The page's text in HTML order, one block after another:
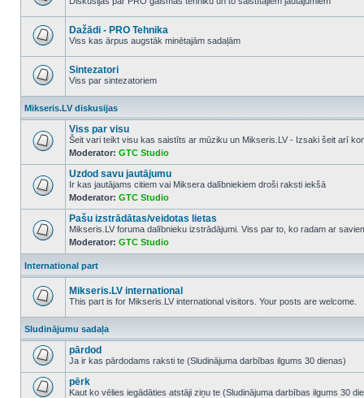
unread
posts
unread
posts
Dažādi - PRO Tehnika
Viss kas ārpus augstāk minētajām sadaļām
unread
posts
Sintezatori
Viss par sintezatoriem
Mikseris.LV diskusijas
No
unread
posts
Viss par visu
Šeit vari teikt visu kas saistīts ar mūziku un Mikseris.LV - Izsaki šeit arī
Moderator: GTC Studio
No
unread
posts
Uzdod savu jautājumu
Ir kas jautājams citiem vai Miksera dalībniekiem droši raksti iekšā
Moderator: GTC Studio
No
unread
posts
Pašu izstrādātas/veidotas lietas
Mikseris.LV foruma dalībnieku izstrādājumi. Viss par to, ko radam ar
Moderator: GTC Studio
International part
unread
posts
Mikseris.LV international
This part is for Mikseris.LV international visitors. Your posts are welcome.
Sludinājumu sadaļa
unread
posts
pārdod
Ja ir kas pārdodams raksti te (Sludinājuma darbības ilgums 30 dienas)
pērk
Kaut ko vēlies iegādāties atstāji ziņu te (Sludinājuma darbības ilgums 30